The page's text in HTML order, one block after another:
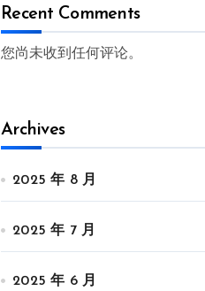
Recent Comments
您尚未收到任何评论。
Archives
2025 年 8 月
2025 年 7 月
2025 年 6 月